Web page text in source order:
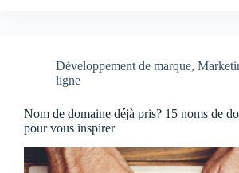
Développement de marque,
ligne
Nom de domaine déjà pris? 15 noms de
pour vous inspirer